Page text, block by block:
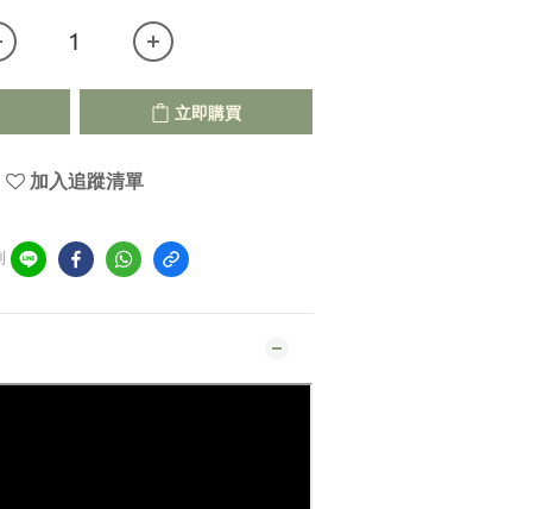
立即購買
加入追蹤清單